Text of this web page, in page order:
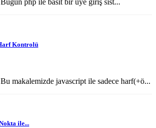
php ile basit bir üye giriş sist...
Kontrolü
makalemizde javascript ile sadece harf(+ö...
ile...